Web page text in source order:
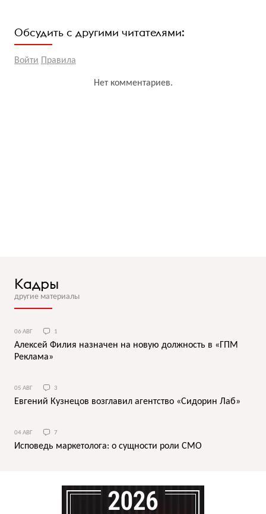
Обсудить с другими читателями:
Войти Правила
Нет комментариев.
Кадры
другие материалы
06 АВГ 1
Алексей Филия назначен на новую должность в «ГПМ
Реклама»
05 АВГ 3
Евгений Кузнецов возглавил агентство «Сидорин Лаб»
04 АВГ 7
Исповедь маркетолога: о сущности роли СМО